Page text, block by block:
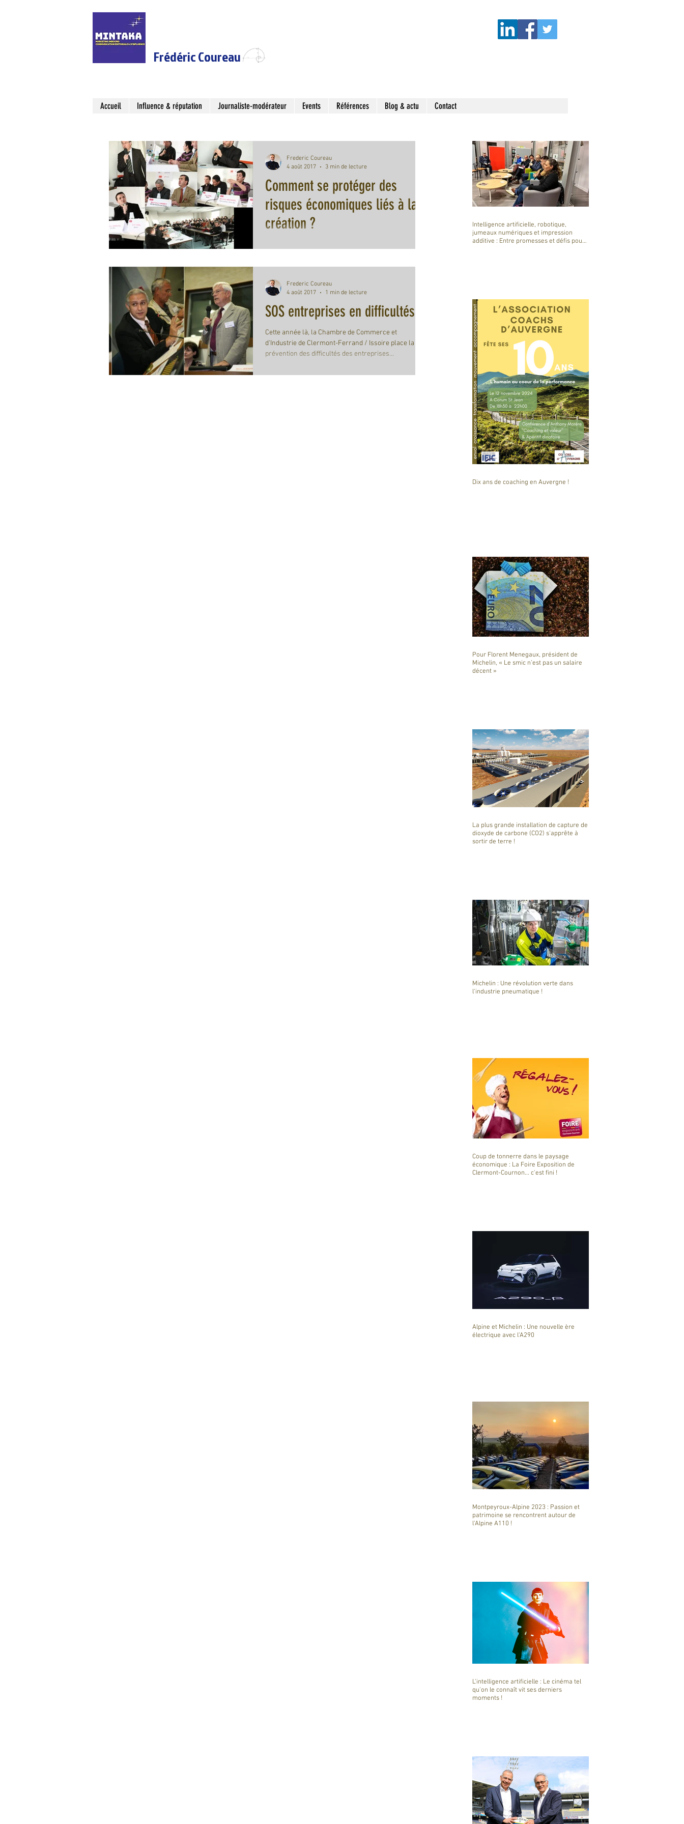
Frédéric Coureau
Accueil Influence & réputation Journaliste-modérateur Events Références Blog & actu Contact
Comment se protéger des
risques économiques liés à la
création ?
l’acte » par méconnaissance...
Frederic Coureau
4 août 2017
3 min de lecture
SOS entreprises en difficultés...
Cette année là, la Chambre de Commerce et
d'Industrie de Clermont-Ferrand / Issoire place la
prévention des difficultés des entreprises...
Frederic Coureau
4 août 2017
1 min de lecture
Intelligence artificielle, robotique,
jumeaux numériques et impression
additive : Entre promesses et défis pour
Dix ans de coaching en Auvergne !
Pour Florent Menegaux, président de
Michelin, « Le smic n’est pas un salaire
décent »
La plus grande installation de capture de
dioxyde de carbone (CO2) s'apprête à
sortir de terre !
Michelin : Une révolution verte dans
l'industrie pneumatique !
Coup de tonnerre dans le paysage
économique : La Foire Exposition de
Clermont-Cournon... c'est fini !
Alpine et Michelin : Une nouvelle ère
électrique avec l'A290
Montpeyroux-Alpine 2023 : Passion et
patrimoine se rencontrent autour de
l'Alpine A110 !
L'intelligence artificielle : Le cinéma tel
qu'on le connaît vit ses derniers
moments !